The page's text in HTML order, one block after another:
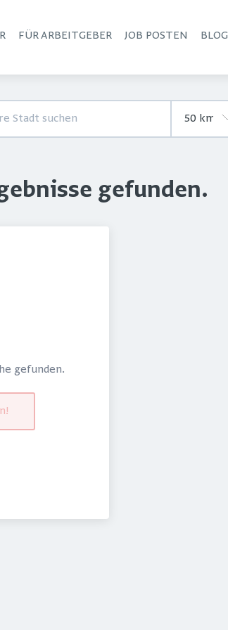
FÜR ARBEITGEBER JOB POSTEN BLOG
gefunden.
gefunden.